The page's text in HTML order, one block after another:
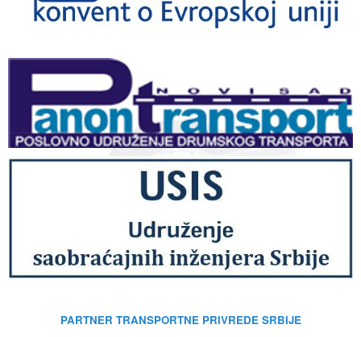
PARTNER TRANSPORTNE PRIVREDE SRBIJE